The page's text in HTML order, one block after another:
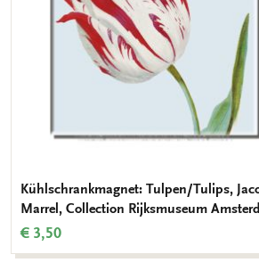
Kühlschrankmagnet: Tulpen/Tulips,
Marrel, Collection Rijksmuseum
€ 3,50